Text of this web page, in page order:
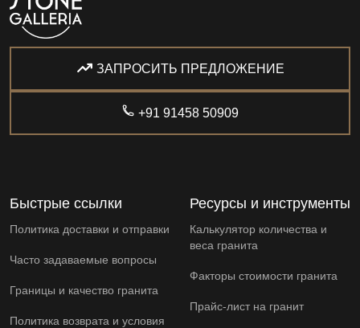
ЗАПРОСИТЬ ПРЕДЛОЖЕНИЕ
+91 91458 50909
Быстрые ссылки
Политика доставки и отправки
Часто задаваемые вопросы
Границы и качество гранита
Политика возврата и условия
Ресурсы и инструменты
Калькулятор количества и
веса гранита
Факторы стоимости гранита
Прайс-лист на гранит